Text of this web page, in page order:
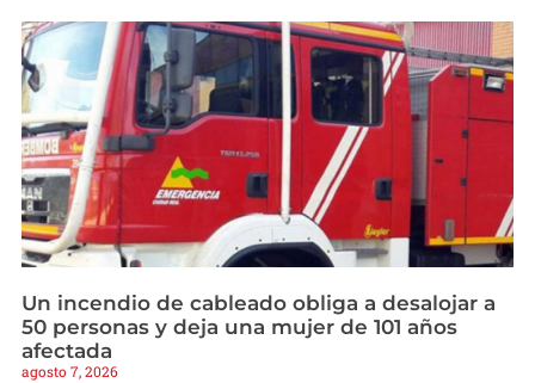
Un incendio de cableado obliga a desalojar a
50 personas y deja una mujer de 101 años
afectada
agosto 7, 2026